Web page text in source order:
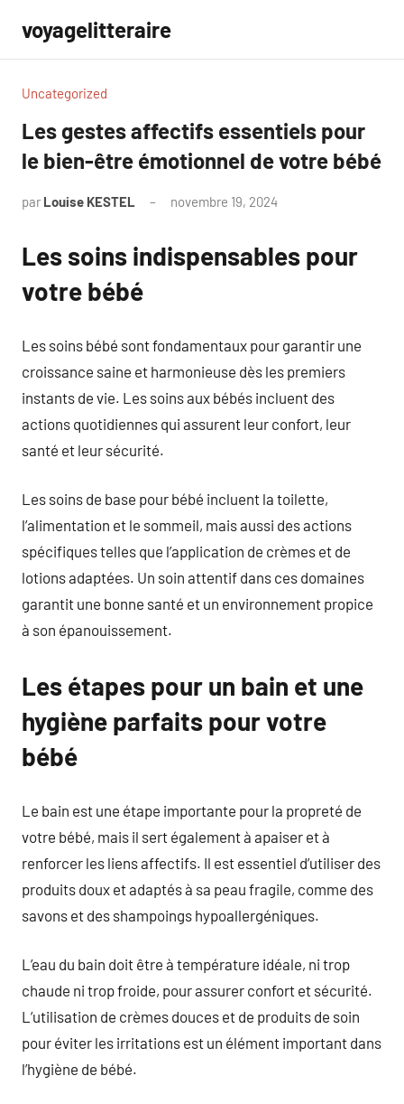
contenu
voyagelitteraire
Uncategorized
Les gestes affectifs essentiels pour
le bien-être émotionnel de votre bébé
par Louise KESTEL novembre 19, 2024
Les soins indispensables pour
votre bébé
Les soins bébé sont fondamentaux pour garantir une
croissance saine et harmonieuse dès les premiers
instants de vie. Les soins aux bébés incluent des
actions quotidiennes qui assurent leur confort, leur
santé et leur sécurité.
Les soins de base pour bébé incluent la toilette,
l’alimentation et le sommeil, mais aussi des actions
spécifiques telles que l’application de crèmes et de
lotions adaptées. Un soin attentif dans ces domaines
garantit une bonne santé et un environnement propice
à son épanouissement.
Les étapes pour un bain et une
hygiène parfaits pour votre
bébé
Le bain est une étape importante pour la propreté de
votre bébé, mais il sert également à apaiser et à
renforcer les liens affectifs. Il est essentiel d’utiliser des
produits doux et adaptés à sa peau fragile, comme des
savons et des shampoings hypoallergéniques.
L’eau du bain doit être à température idéale, ni trop
chaude ni trop froide, pour assurer confort et sécurité.
L’utilisation de crèmes douces et de produits de soin
pour éviter les irritations est un élément important dans
l’hygiène de bébé.